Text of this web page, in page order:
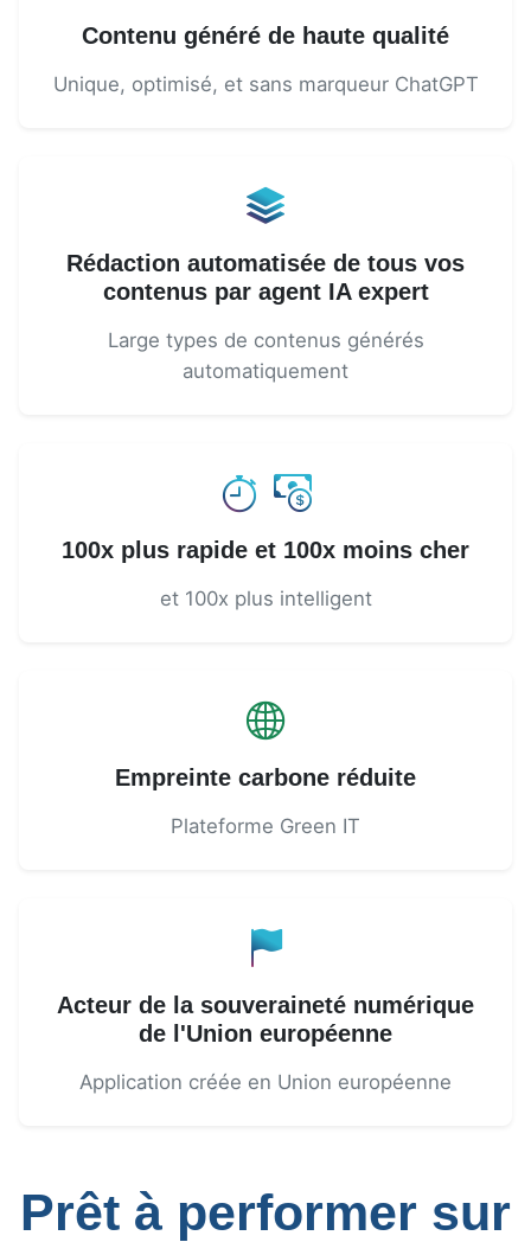
Contenu généré de haute qualité
Unique, optimisé, et sans marqueur ChatGPT
Rédaction automatisée de tous vos
contenus par agent IA expert
Large types de contenus générés
automatiquement
100x plus rapide et 100x moins cher
et 100x plus intelligent
Empreinte carbone réduite
Plateforme Green IT
Acteur de la souveraineté numérique
de l'Union européenne
Application créée en Union européenne
Prêt à performer sur